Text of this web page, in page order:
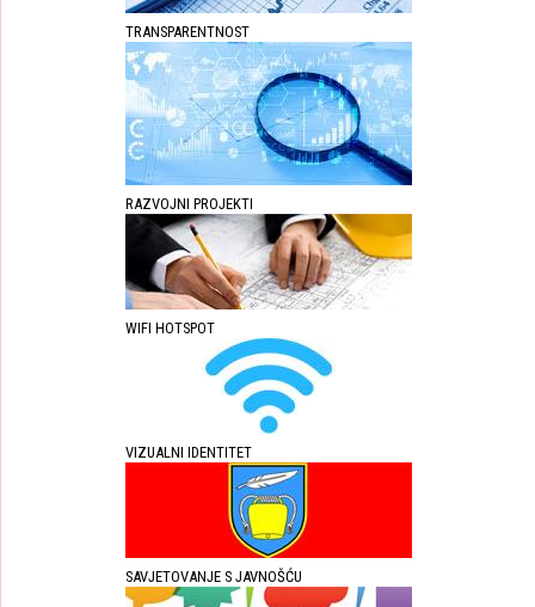
TRANSPARENTNOST
RAZVOJNI PROJEKTI
WIFI HOTSPOT
VIZUALNI IDENTITET
SAVJETOVANJE S JAVNOŠĆU